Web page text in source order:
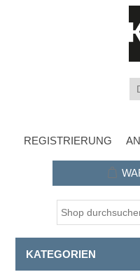
REGISTRIERUNG
KATEGORIEN